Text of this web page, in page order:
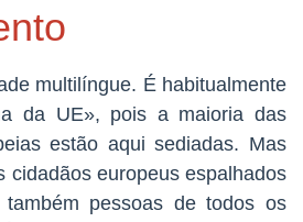
multilíngue. É habitualmente
da UE», pois a maioria das
estão aqui sediadas. Mas
cidadãos europeus espalhados
pessoas de todos os